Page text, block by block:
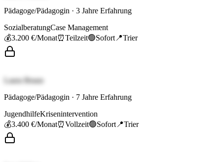
Pädagoge/Pädagogin · 3 Jahre Erfahrung
SozialberatungCase Management
💰3.200 €/Monat⏰Teilzeit🟢Sofort 📍Trier
Laura Braun
Pädagoge/Pädagogin · 7 Jahre Erfahrung
JugendhilfeKrisenintervention
💰3.400 €/Monat⏰Vollzeit🟢Sofort 📍Trier